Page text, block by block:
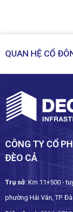
QUAN HỆ CỔ
CÔNG TY CỔ
ĐÈO CẢ
Trụ sở: Km 11+500 -
phường Hải Vân, TP.